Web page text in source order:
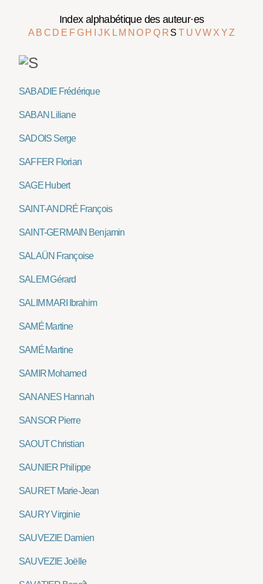
Index alphabétique des auteur·es
A B C D E F G H J K L M NO P Q R ST U VW X YZ
SABADIE Frédérique
SABAN Liliane
SADOIS Serge
SAFFER Florian
SAGE Hubert
SAINT-ANDRÉ François
SAINT-GERMAIN Benjamin
SALAÜN Françoise
SALEM Gérard
SALIM MARI Ibrahim
SAMÉ Martine
SAMÉ Martine
SAMIR Mohamed
SANANES Hannah
SANSOR Pierre
SAOUT Christian
SAUNIER Philippe
SAURET Marie-Jean
SAURY Virginie
SAUVEZIE Damien
SAUVEZIE Joëlle